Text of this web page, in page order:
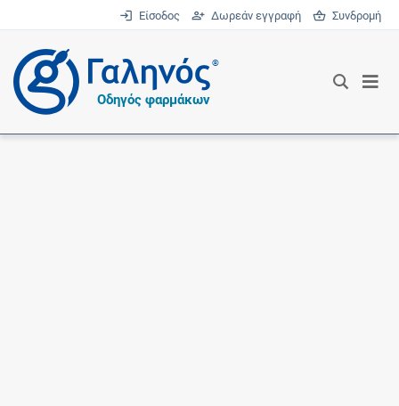
Είσοδος Δωρεάν εγγραφή Συνδρομή
®
Οδηγός φαρμάκων